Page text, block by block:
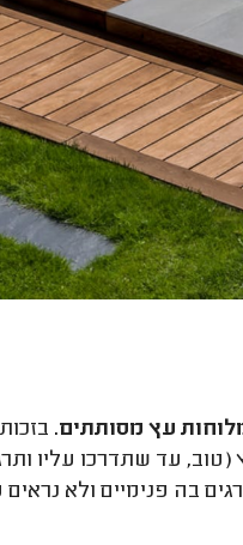
עץ מסותתים.
עד שתדרכו עליו
בה פנימיים ולא